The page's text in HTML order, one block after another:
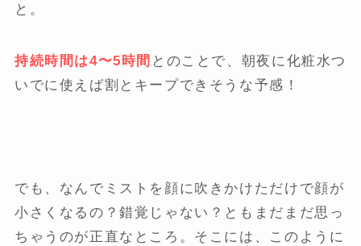
と。
持続時間は4〜5時間 とのことで、朝夜に化粧水つ
いでに使えば割とキープできそうな予感！
でも、なんでミストを顔に吹きかけただけで顔が
小さくなるの？錯覚じゃない？ともまだまだ思っ
ちゃうのが正直なところ。そこには、このように